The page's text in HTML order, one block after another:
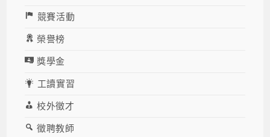
競賽活動
榮譽榜
獎學金
工讀實習
校外徵才
徵聘教師